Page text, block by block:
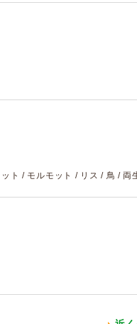
ト / モルモット / リス / 鳥 / 両